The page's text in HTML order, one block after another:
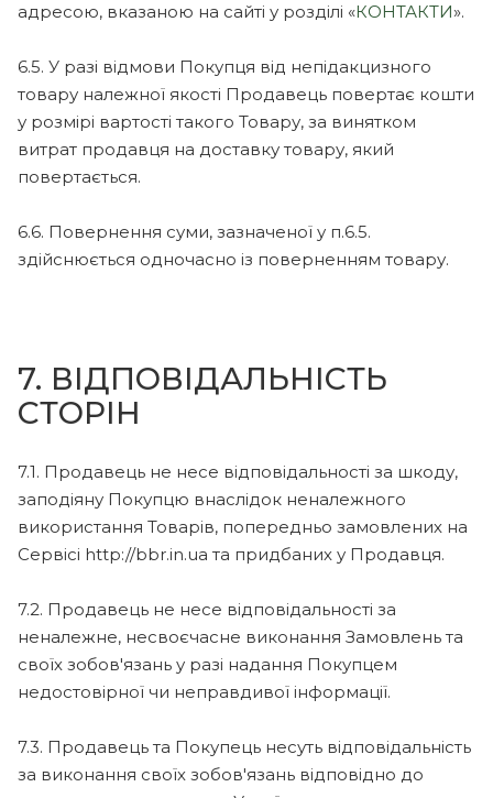
адресою, вказаною на сайті у розділі «КОНТАКТИ».
6.5. У разі відмови Покупця від непідакцизного
товару належної якості Продавець повертає кошти
у розмірі вартості такого Товару, за винятком
витрат продавця на доставку товару, який
повертається.
6.6. Повернення суми, зазначеної у п.6.5.
здійснюється одночасно із поверненням товару.
7. ВІДПОВІДАЛЬНІСТЬ
СТОРІН
7.1. Продавець не несе відповідальності за шкоду,
заподіяну Покупцю внаслідок неналежного
використання Товарів, попередньо замовлених на
Сервісі http://bbr.in.ua та придбаних у Продавця.
7.2. Продавець не несе відповідальності за
неналежне, несвоєчасне виконання Замовлень та
своїх зобов'язань у разі надання Покупцем
недостовірної чи неправдивої інформації.
7.3. Продавець та Покупець несуть відповідальність
за виконання своїх зобов'язань відповідно до